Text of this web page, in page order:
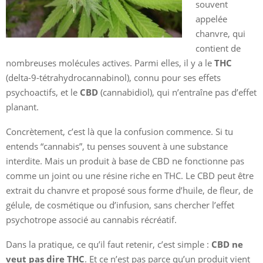
souvent
appelée
chanvre, qui
contient de
nombreuses molécules actives. Parmi elles, il y a le THC
(delta-9-tétrahydrocannabinol), connu pour ses effets
psychoactifs, et le CBD (cannabidiol), qui n’entraîne pas d’effet
planant.
Concrètement, c’est là que la confusion commence. Si tu
entends “cannabis”, tu penses souvent à une substance
interdite. Mais un produit à base de CBD ne fonctionne pas
comme un joint ou une résine riche en THC. Le CBD peut être
extrait du chanvre et proposé sous forme d’huile, de fleur, de
gélule, de cosmétique ou d’infusion, sans chercher l’effet
psychotrope associé au cannabis récréatif.
Dans la pratique, ce qu’il faut retenir, c’est simple : CBD ne
veut pas dire THC. Et ce n’est pas parce qu’un produit vient